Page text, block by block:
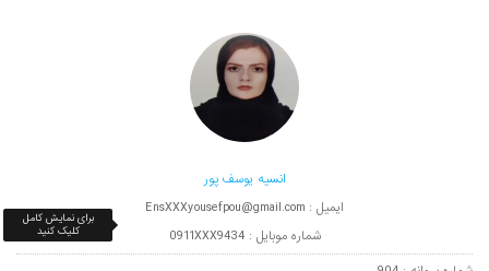
انسیه یوسف پور
ایمیل : EnsXXXyousefpou@gmail.com
شماره موبایل : 0911XXX9434
برای نمایش کامل
کلیک کنید